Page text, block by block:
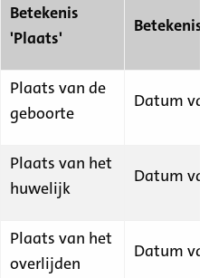
Betekenis
'Plaats'
Plaats van de
geboorte
Datum
Plaats van het
huwelijk
Datum
Plaats van het
overlijden
Datum